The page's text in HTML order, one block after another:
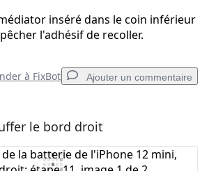
inséré dans le coin inférieur
l'adhésif de recoller.
à FixBot Ajouter un commentaire
Ajouter un commentaire
le bord droit